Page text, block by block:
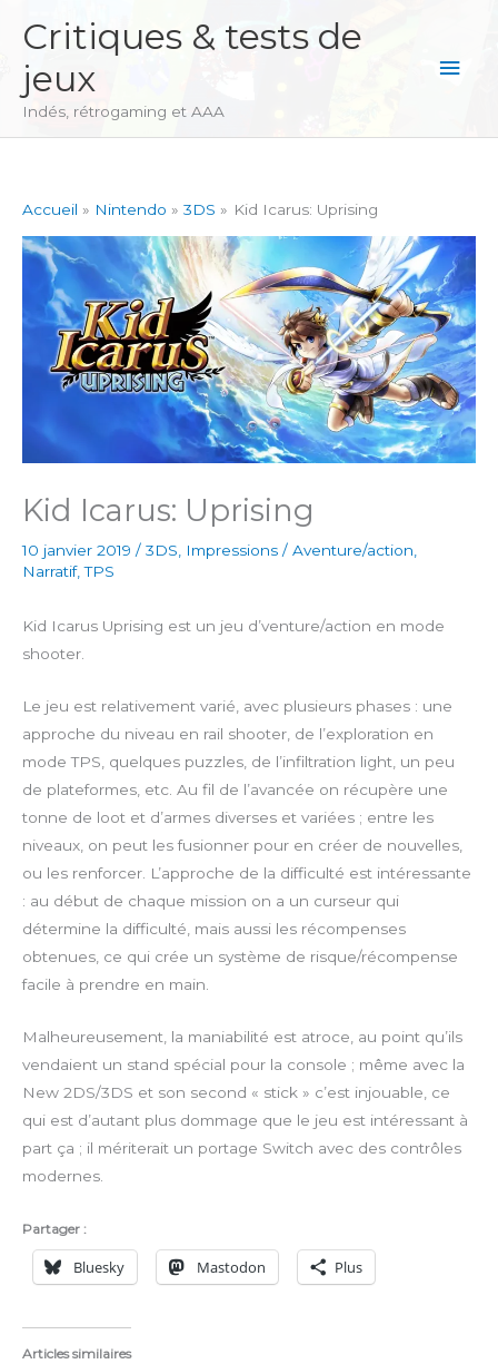
contenu
Critiques & tests de
jeux
Indés, rétrogaming et AAA
Accueil Nintendo 3DS Kid Icarus: Uprising
Kid Icarus: Uprising
10 janvier 2019 / 3DS Impressions / Aventure/action
Narratif,TPS
Kid Icarus Uprising est un jeu d’venture/action en mode
shooter.
Le jeu est relativement varié, avec plusieurs phases : une
approche du niveau en rail shooter, de l’exploration en
mode TPS, quelques puzzles, de l’infiltration light, un peu
de plateformes, etc. Au fil de l’avancée on récupère une
tonne de loot et d’armes diverses et variées ; entre les
niveaux, on peut les fusionner pour en créer de nouvelles,
ou les renforcer. L’approche de la difficulté est intéressante
: au début de chaque mission on a un curseur qui
détermine la difficulté, mais aussi les récompenses
obtenues, ce qui crée un système de risque/récompense
facile à prendre en main.
Malheureusement, la maniabilité est atroce, au point qu’ils
vendaient un stand spécial pour la console ; même avec la
New 2DS/3DS et son second « stick » c’est injouable, ce
qui est d’autant plus dommage que le jeu est intéressant à
part ça ; il mériterait un portage Switch avec des contrôles
modernes.
Partager :
Bluesky Mastodon Plus
Articles similaires